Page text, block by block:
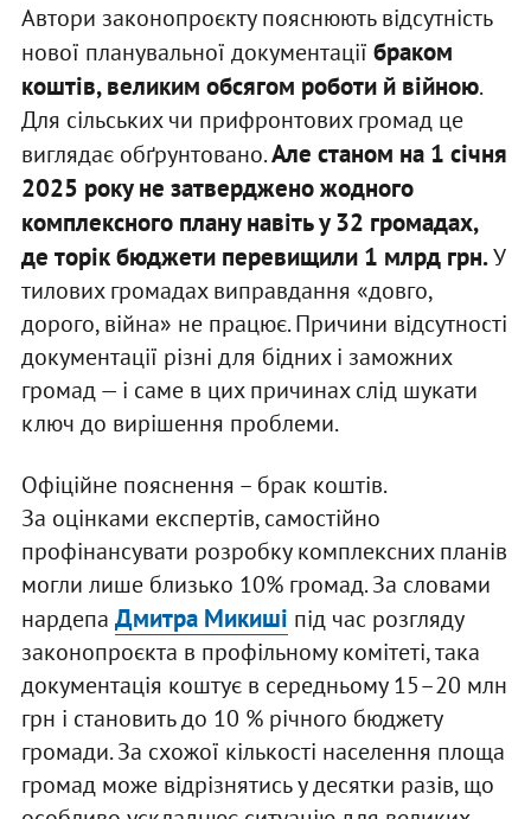
Автори законопроєкту пояснюють відсутність
нової планувальної документації браком
коштів, великим обсягом роботи й війною.
Для сільських чи прифронтових громад це
виглядає обґрунтовано.Але станом на 1 січня
2025 року не затверджено жодного
комплексного плану навіть у 32 громадах,
де торікбюджети перевищили 1 млрд грн.У
тилових громадах виправдання «довго,
дорого, війна» не працює. Причини відсутності
документації різні для бідних і заможних
громад — і саме в цих причинах слід шукати
ключ до вирішення проблеми.
Офіційне пояснення – брак коштів.
За оцінками експертів, самостійно
профінансувати розробку комплексних планів
могли лише близько 10% громад. За словами
нардепа Дмитра Микиші під час розгляду
законопроєкта в профільному комітеті, така
документація коштує в середньому 15–20 млн
грн і становить до 10 % річного бюджету
громади. За схожої кількості населення площа
громад може відрізнятись у десятки разів, що